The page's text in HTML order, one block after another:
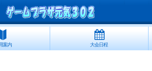
案内 大会日程